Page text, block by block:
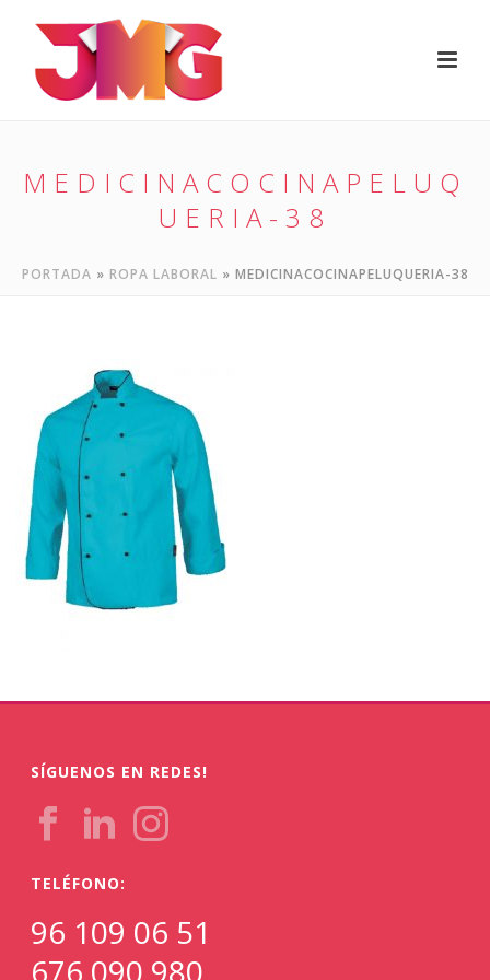
MEDICINACOCINAPELUQ
UERIA-38
PORTADA » ROPA LABORAL » MEDICINACOCINAPELUQUERIA-38
SÍGUENOS EN REDES!
TELÉFONO:
96 109 06 51
676 090 980